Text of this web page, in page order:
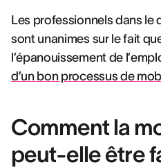
Les professionnels dans le
sont unanimes sur le fait
l’épanouissement de
d’un bon processus de
Comment la
peut-elle être